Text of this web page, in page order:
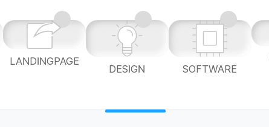
LANDINGPAGE
DESIGN SOFTWARE